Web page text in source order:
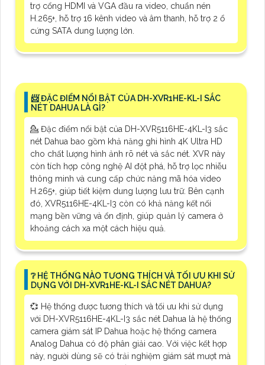
trợ cổng HDMI và VGA đầu ra video, chuẩn nén
H.265+, hỗ trợ 16 kênh video và âm thanh, hỗ trợ 2 ổ
cứng SATA dung lượng lớn.
📨 ĐẶC ĐIỂM NỔI BẬT CỦA DH-XVR1HE-KL-I SẮC
NÉT DAHUA LÀ GÌ?
💁 Đặc điểm nổi bật của DH-XVR5116HE-4KL-I3 sắc
nét Dahua bao gồm khả năng ghi hình 4K Ultra HD
cho chất lượng hình ảnh rõ nét và sắc nét. XVR này
còn tích hợp công nghệ AI đột phá, hỗ trợ lọc nhiễu
thông minh và cung cấp chức năng mã hóa video
H.265+, giúp tiết kiệm dung lượng lưu trữ. Bên cạnh
đó, XVR5116HE-4KL-I3 còn có khả năng kết nối
mạng bền vững và ổn định, giúp quản lý camera ở
khoảng cách xa một cách hiệu quả.
❔ HỆ THỐNG NÀO TƯƠNG THÍCH VÀ TỐI ƯU KHI SỬ
DỤNG VỚI DH-XVR1HE-KL-I SẮC NÉT DAHUA?
💞 Hệ thống được tương thích và tối ưu khi sử dụng
với DH-XVR5116HE-4KL-I3 sắc nét Dahua là hệ thống
camera giám sát IP Dahua hoặc hệ thống camera
Analog Dahua có độ phân giải cao. Với việc kết hợp
này, người dùng sẽ có trải nghiệm giám sát mượt mà